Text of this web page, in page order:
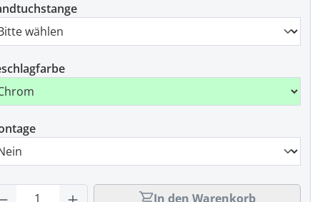
Anzahl: Gib den gewünschten
In den Warenkorb